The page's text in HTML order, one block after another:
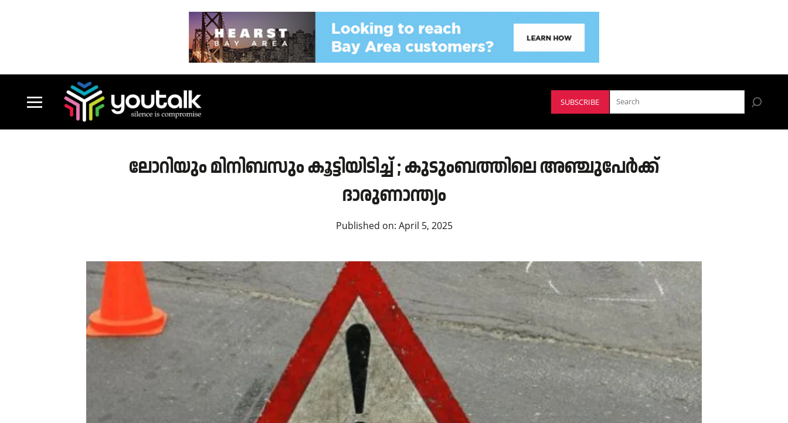
SUBSCRIBE
ലോറിയും മിനിബസും കൂട്ടിയിടിച്ച് ; കുടുംബത്തിലെ അഞ്ചുപേർക്ക്
ദാരുണാന്ത്യം
Published on: April 5, 2025